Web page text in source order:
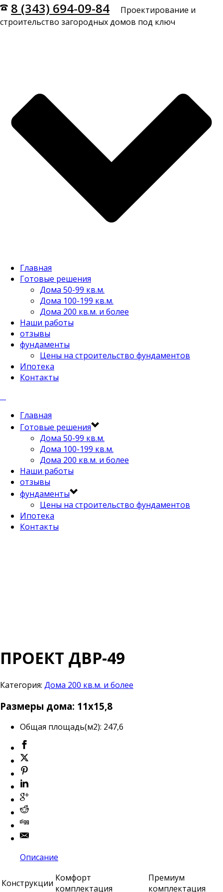
8 (343) 694-09-84
Проектирование и
строительство загородных домов под ключ
Главная
Готовые решения
Дома 50-99 кв.м.
Дома 100-199 кв.м.
Дома 200 кв.м. и более
Наши работы
отзывы
фундаменты
Цены на строительство фундаментов
Ипотека
Контакты
Главная
Готовые решения
Дома 50-99 кв.м.
Дома 100-199 кв.м.
Дома 200 кв.м. и более
Наши работы
отзывы
фундаменты
Цены на строительство фундаментов
Ипотека
Контакты
ПРОЕКТ ДВР-49
Категория: Дома 200 кв.м. и более
Размеры дома: 11х15,8
Общая площадь(м2): 247,6
Описание
Конструкции Комфорт
комплектация
Премиум
комплектация